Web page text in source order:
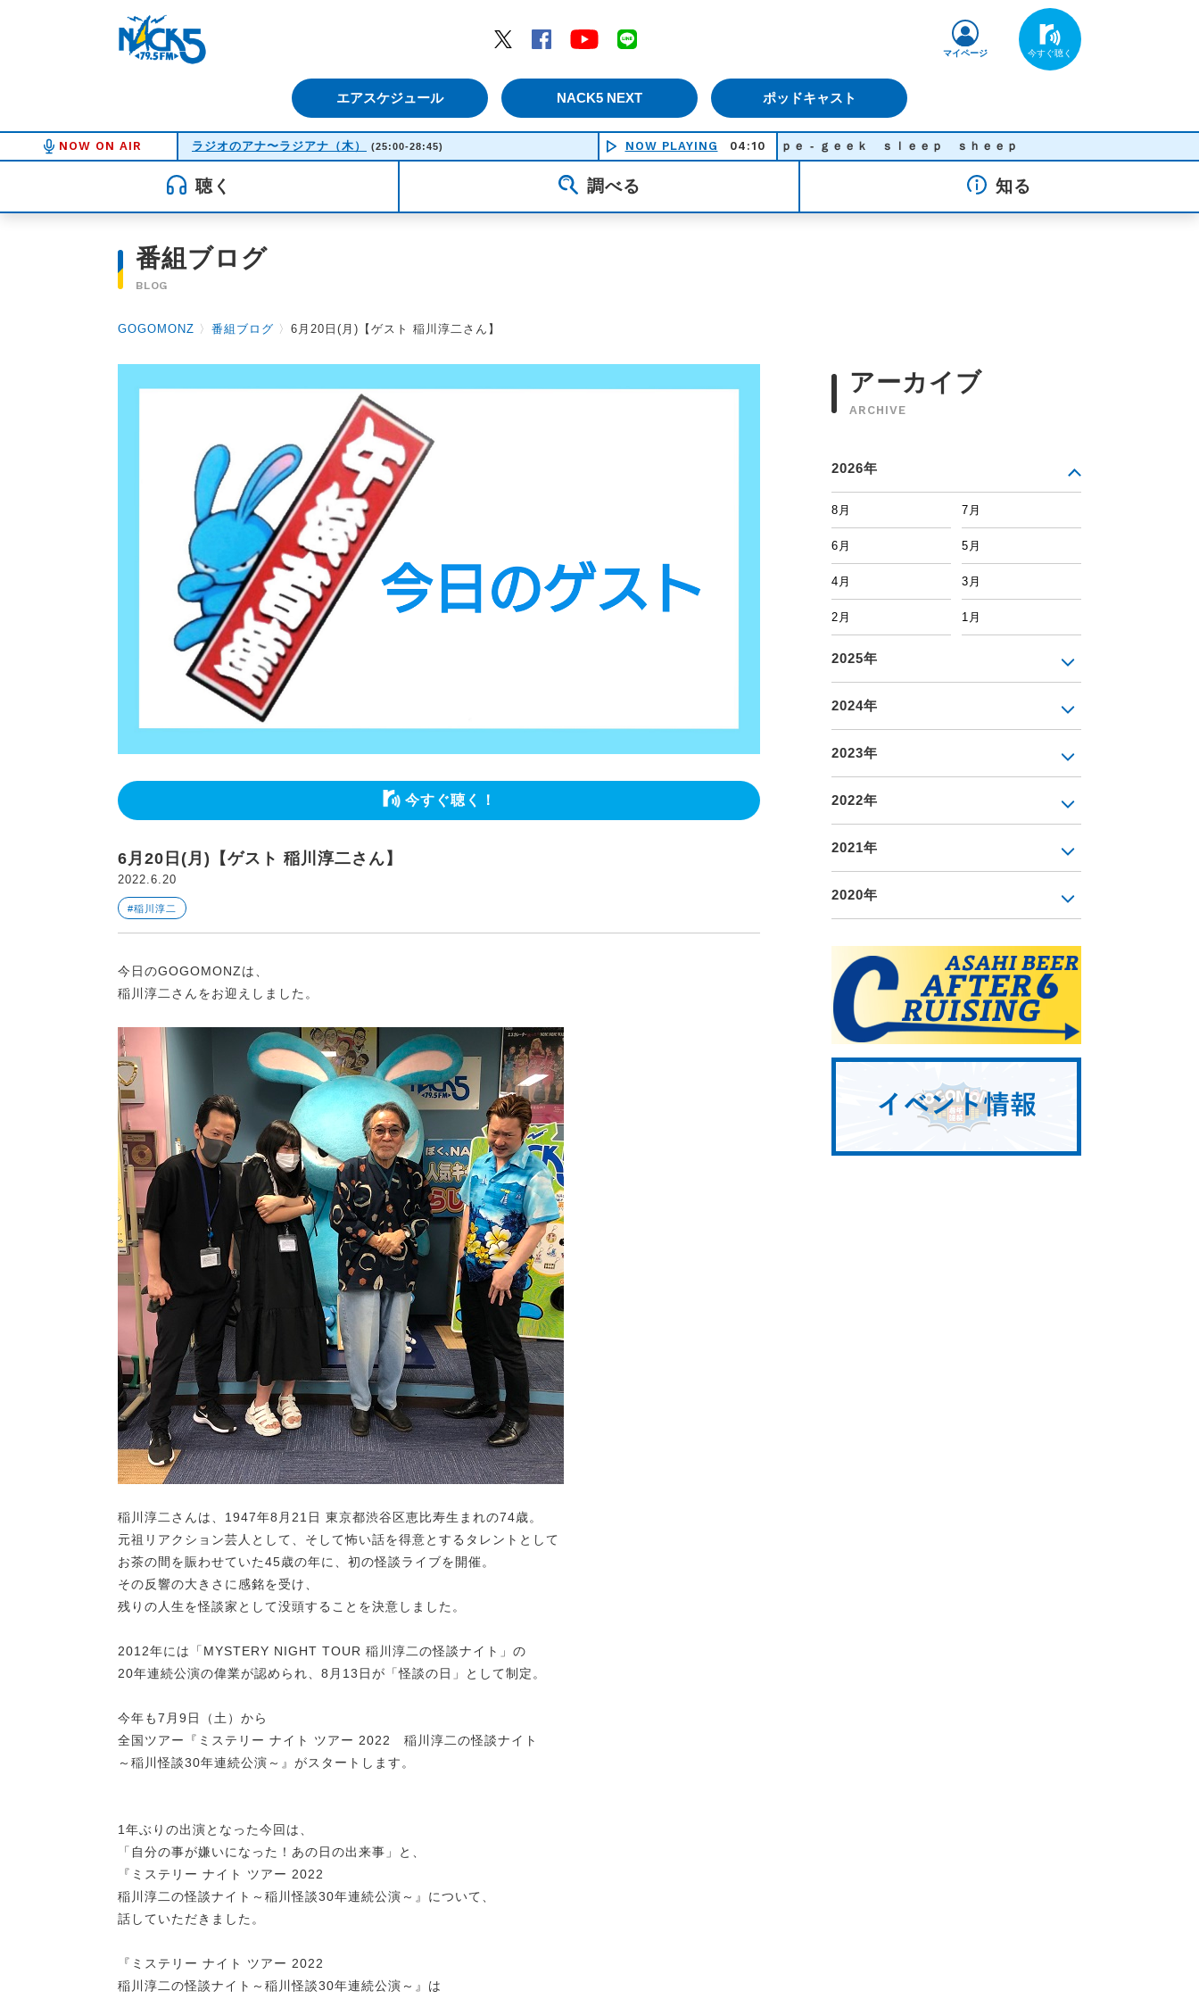
Twitter
Facebook YouTube
エアスケジュール NACK5 NEXT ポッドキャスト
マイページ
NOW ON AIR ラジオのアナ〜ラジアナ（木） (25:00-28:45) NOW PLAYING 04:10
ｋａｌｅｉｄｏｓｃｏｐｅ - ｇｅｅｋ ｓｌｅｅｐ ｓｈｅｅｐ
聴く 調べる 知る
番組ブログ
BLOG
GOGOMONZ 〉 番組ブログ 〉 6月20日(月)【ゲスト 稲川淳二さん】
今すぐ聴く！
6月20日(月)【ゲスト 稲川淳二さん】
2022.6.20
#稲川淳二
今日のGOGOMONZは、
稲川淳二さんをお迎えしました。
稲川淳二さんは、1947年8月21日 東京都渋谷区恵比寿生まれの74歳。
元祖リアクション芸人として、そして怖い話を得意とするタレントとして
お茶の間を賑わせていた45歳の年に、初の怪談ライブを開催。
その反響の大きさに感銘を受け、
残りの人生を怪談家として没頭することを決意しました。
2012年には「MYSTERY NIGHT TOUR 稲川淳二の怪談ナイト」の
20年連続公演の偉業が認められ、8月13日が「怪談の日」として制定。
今年も7月9日（土）から
全国ツアー『ミステリー ナイト ツアー 2022 稲川淳二の怪談ナイト
～稲川怪談30年連続公演～』がスタートします。
1年ぶりの出演となった今回は、
「自分の事が嫌いになった！あの日の出来事」と、
『ミステリー ナイト ツアー 2022
稲川淳二の怪談ナイト～稲川怪談30年連続公演～』について、
話していただきました。
『ミステリー ナイト ツアー 2022
稲川淳二の怪談ナイト～稲川怪談30年連続公演～』は
アーカイブ
ARCHIVE
2026年
8月 7月
6月 5月
4月 3月
2月 1月
2025年
2024年
2023年
2022年
2021年
2020年